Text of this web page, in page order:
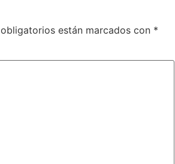
están marcados con *